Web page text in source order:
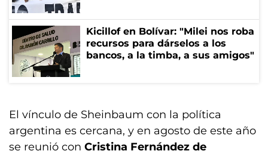
Kicillof en Bolívar: "Milei nos roba
recursos para dárselos a los
bancos, a la timba, a sus amigos"
El vínculo de Sheinbaum con la política
argentina es cercana, y en agosto de este año
se reunió con Cristina Fernández de